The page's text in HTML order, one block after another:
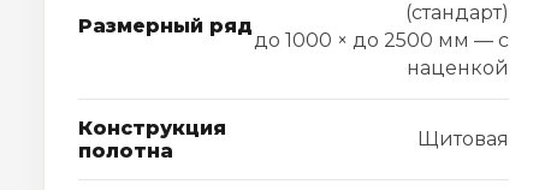
Размерный ряд
(стандарт)
до 1000 × до 2500 мм — с
наценкой
Конструкция
полотна
Щитовая